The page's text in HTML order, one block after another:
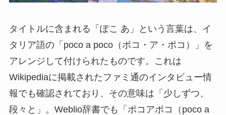
タイトルに含まれる「ぽこ あ」という言葉は、イ
タリア語の「poco a poco（ポコ・ア・ポコ）」を
アレンジして付けられたものです。これは
Wikipediaに掲載されたファミ通のインタビュー情
報でも確認されており、その意味は「少しずつ、
段々と」。Weblio辞書でも「ポコアポコ（poco a